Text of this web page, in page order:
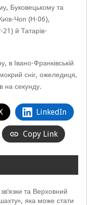
Буковецькому та
Чоп (Н-06),
й Татарів-
в Івано-Франківській
сніг, ожеледиця,
на секунду.
LinkedIn
Copy Link
та Верховний
яка може стати